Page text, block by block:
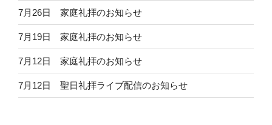
7月26日 家庭礼拝のお知らせ
7月19日 家庭礼拝のお知らせ
7月12日 家庭礼拝のお知らせ
7月12日 聖日礼拝ライブ配信のお知らせ